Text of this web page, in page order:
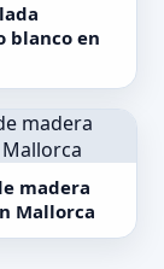
blanco en
madera
Mallorca